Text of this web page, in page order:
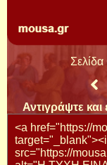
Αντιγράψτε